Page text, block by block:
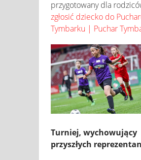
przygotowany dla
zgłosić dziecko do
Tymbarku | Puchar
Turniej, wychowujący
przyszłych